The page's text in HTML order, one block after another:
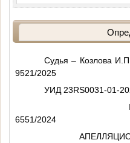
Судья –
9521/2025
УИД 23RS0031-01-
№ дела в
6551/2024